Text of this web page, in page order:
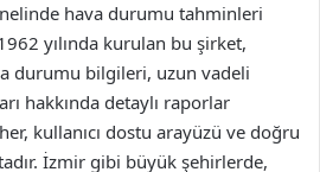
hava durumu tahminleri
yılında kurulan bu şirket,
durumu bilgileri, uzun vadeli
hakkında detaylı raporlar
kullanıcı dostu arayüzü ve doğru
İzmir gibi büyük şehirlerde,